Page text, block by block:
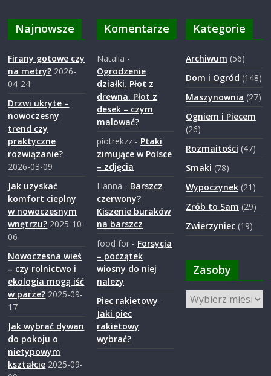
Najnowsze
Firany gotowe czy
na metry? 2026-
04-24
Drzwi ukryte –
nowoczesny
trend czy
praktyczne
rozwiązanie?
2026-03-09
Jak uzyskać
komfort cieplny
w nowoczesnym
wnętrzu? 2025-10-
06
Nowoczesna wieś
– czy rolnictwo i
ekologia mogą iść
w parze? 2025-09-
17
Jak wybrać dywan
do pokoju o
nietypowym
kształcie 2025-09-
Komentarze
Natalia -
Ogrodzenie
działki. Płot z
drewna. Płot z
desek – czym
malować?
piotrekzz - Ptaki
zimujące w Polsce
– zdjęcia
Hanna - Barszcz
czerwony?
Kiszenie buraków
na barszcz
food for - Forsycja
– początek
wiosny do niej
należy
Piec rakietowy -
Jaki piec
rakietowy
wybrać?
Kategorie
Archiwum (56)
Dom i Ogród (148)
Maszynownia (27)
Ogniem i Piecem
(26)
Rozmaitości (47)
Smaki (78)
Wypoczynek(21)
Zrób to Sam (29)
Zwierzyniec(19)
Zasoby
Zasoby